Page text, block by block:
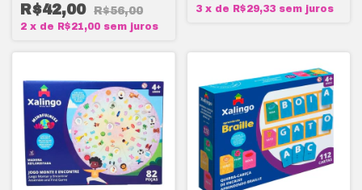
R$42,00 R$56,00
2 x de R$21,00 sem juros
3 x de R$29,33 sem juros